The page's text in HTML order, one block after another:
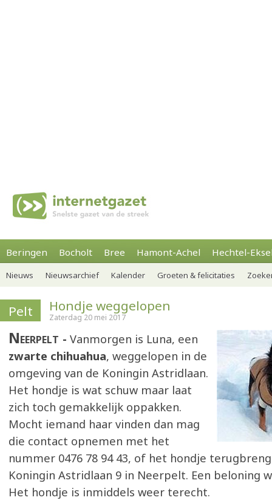
Beringen Bocholt Bree Hamont-Achel Hechtel-
Nieuws Nieuwsarchief Kalender Groeten & felicitaties
Pelt Hondje weggelopen
Zaterdag 20 mei 2017
Neerpelt
Vanmorgen is Luna, een
zwarte chihuahua, weggelopen in de
omgeving van de Koningin Astridlaan.
Het hondje is wat schuw maar laat
zich toch gemakkelijk oppakken.
Mocht iemand haar vinden dan mag
die contact opnemen met het
nummer 0476 78 94 43, of het hondje
Koningin Astridlaan 9 in Neerpelt. Een beloning
Het hondje is inmiddels weer terecht.